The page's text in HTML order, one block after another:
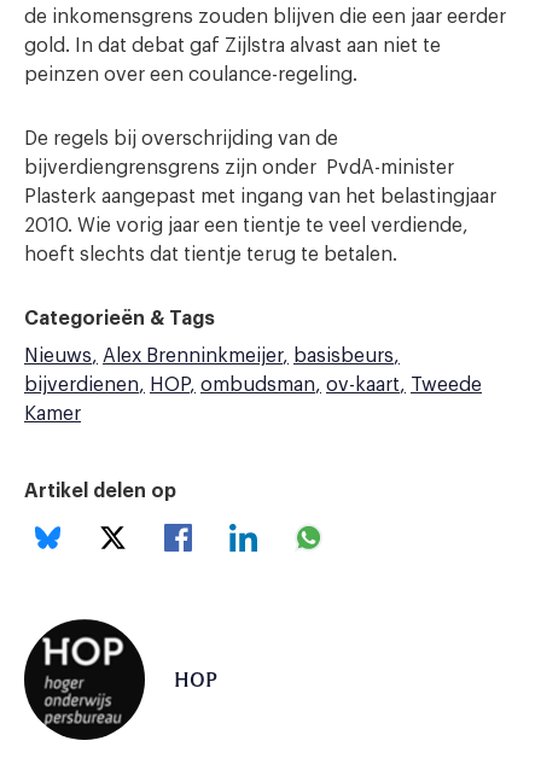
de inkomensgrens zouden blijven die een jaar eerder
gold. In dat debat gaf Zijlstra alvast aan niet te
peinzen over een coulance-regeling.
De regels bij overschrijding van de
bijverdiengrensgrens zijn onder PvdA-minister
Plasterk aangepast met ingang van het belastingjaar
2010. Wie vorig jaar een tientje te veel verdiende,
hoeft slechts dat tientje terug te betalen.
Categorieën & Tags
Nieuws
Alex Brenninkmeijer
basisbeurs
bijverdienen
HOP ombudsman ov-kaart
Tweede
Kamer
Artikel delen op
HOP